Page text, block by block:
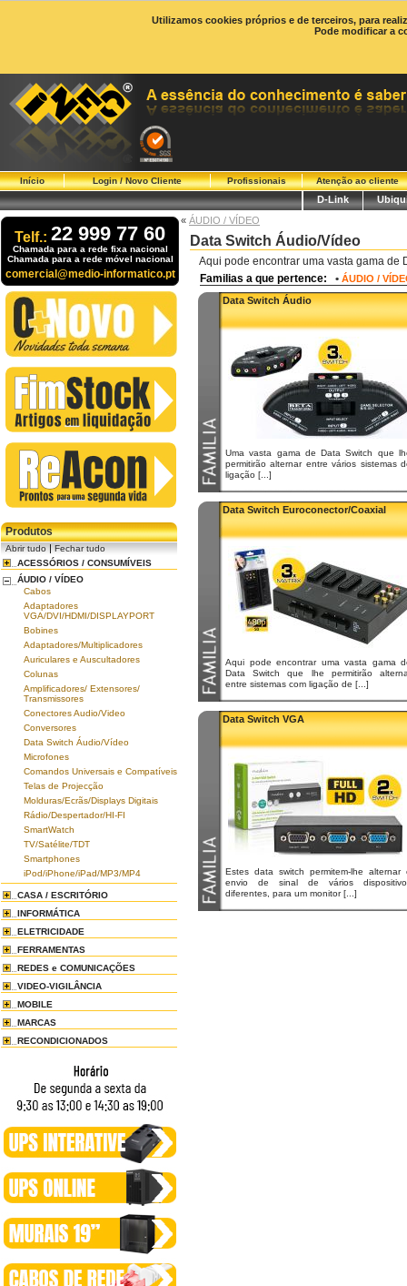
Utilizamos cookies próprios e de terceiros, para
Pode modificar a
Início Login / Novo Cliente Profissionais Atenção ao cliente
D-Link
Telf.: 22 999 77 60
Chamada para a rede fixa nacional
Chamada para a rede móvel nacional
comercial@medio-informatico.pt
Produtos
Abrir tudo|Fechar tudo
ACESSÓRIOS / CONSUMÍVEIS
ÁUDIO / VÍDEO
Cabos
Adaptadores
VGA/DVI/HDMI/DISPLAYPORT
Bobines
Adaptadores/Multiplicadores
Auriculares e Auscultadores
Colunas
Amplificadores/ Extensores/
Transmissores
Conectores Audio/Video
Conversores
Data Switch Áudio/Vídeo
Microfones
Comandos Universais e Compatíveis
Telas de Projecção
Molduras/Ecrãs/Displays Digitais
Rádio/Despertador/HI-FI
SmartWatch
TV/Satélite/TDT
Smartphones
iPod/iPhone/iPad/MP3/MP4
CASA / ESCRITÓRIO
INFORMÁTICA
ELETRICIDADE
FERRAMENTAS
REDES e COMUNICAÇÕES
VIDEO-VIGILÂNCIA
MOBILE
MARCAS
RECONDICIONADOS
« ÁUDIO / VÍDEO
Data Switch Áudio/Vídeo
Aqui pode encontrar uma vasta gama de
Familias a que pertence: • ÁUDIO /
Data Switch Áudio
Uma vasta gama de Data Switch que
permitirão alternar entre vários sistemas
ligação [...]
Data Switch Euroconector/Coaxial
Aqui pode encontrar uma vasta gama
Data Switch que lhe permitirão
entre sistemas com ligação de [...]
Data Switch VGA
Estes data switch permitem-lhe alternar
envio de sinal de vários
diferentes, para um monitor [...]